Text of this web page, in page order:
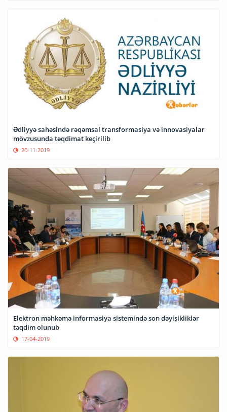
Ədliyyə sahəsində rəqəmsal transformasiya və innovasiyalar
mövzusunda təqdimat keçirilib
20-11-2019
Elektron məhkəmə informasiya sistemində son dəyişikliklər
təqdim olunub
17-04-2019